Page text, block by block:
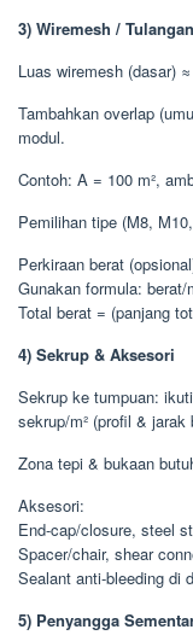
3) Wiremesh /
Luas wiremesh (dasar)
Tambahkan overlap
modul.
Contoh: A = 100 m²,
Pemilihan tipe (M8,
Perkiraan berat
Gunakan formula:
Total berat = (panjang
4) Sekrup & Aksesori
Sekrup ke tumpuan:
sekrup/m² (profil & jarak
Zona tepi & bukaan
Aksesori:
End-cap/closure, steel
Spacer/chair, shear
Sealant anti-bleeding di
5) Penyangga